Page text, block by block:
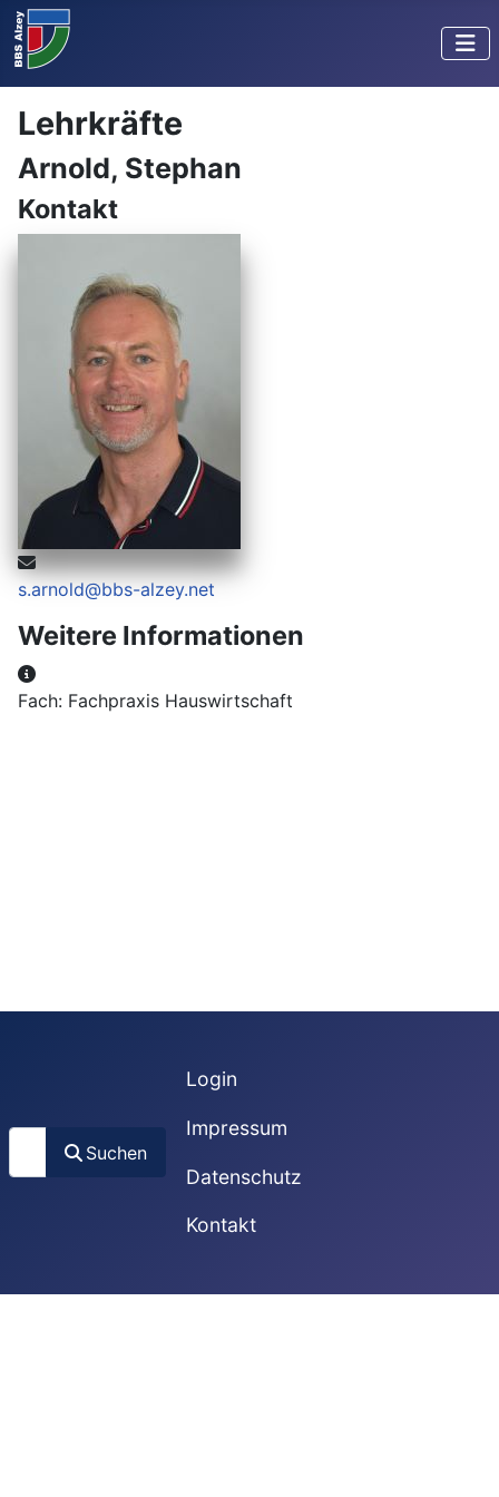
Lehrkräfte
Arnold, Stephan
Kontakt
E-Mail:
s.arnold@bbs-alzey.net
Weitere Informationen
Weitere Informationen
Fach: Fachpraxis Hauswirtschaft
Suchen
Suchen
Login
Impressum
Datenschutz
Kontakt